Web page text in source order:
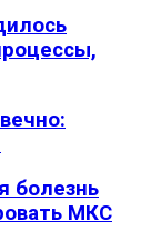
болезнь
МКС